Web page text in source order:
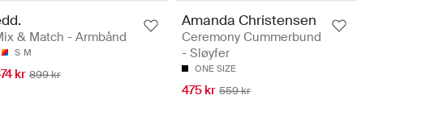
& Match - Armbånd
S M
kr 899 kr
Amanda Christensen
Ceremony Cummerbund
- Sløyfer
ONE SIZE
475 kr 559 kr